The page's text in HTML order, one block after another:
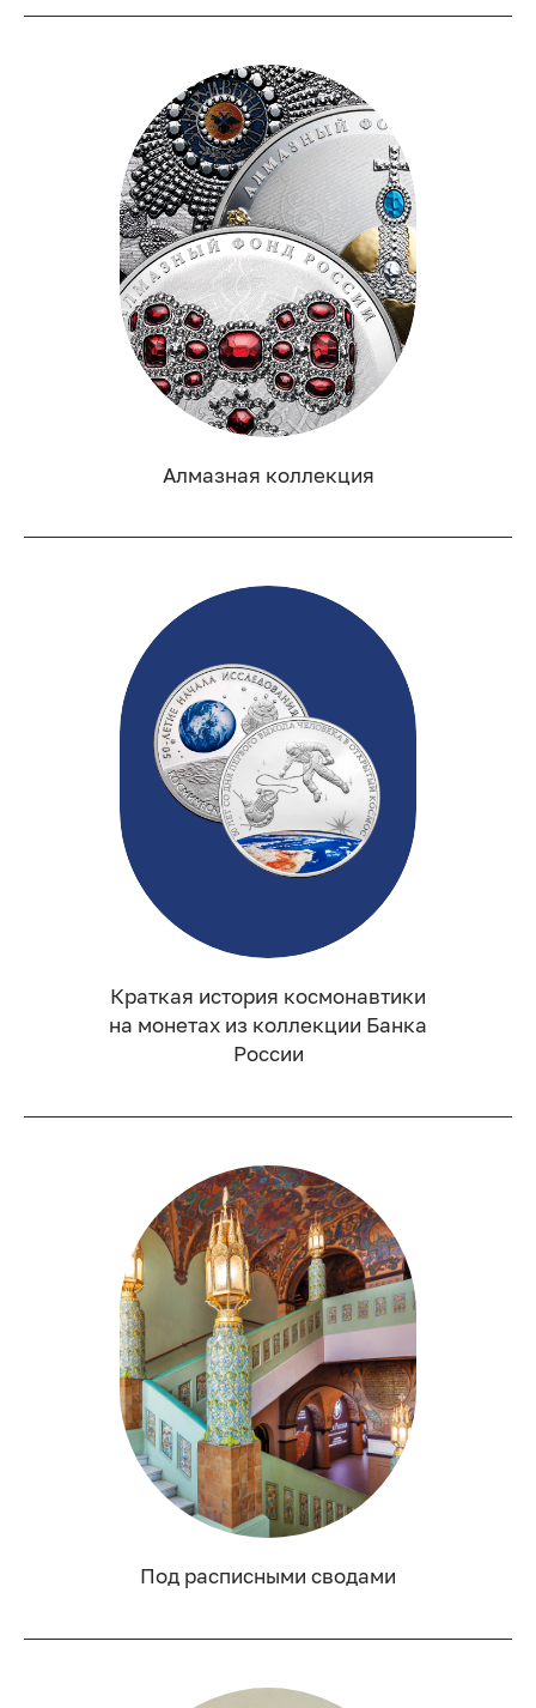
Алмазная коллекция
Краткая история космонавтики
на монетах из коллекции Банка
России
Под расписными сводами